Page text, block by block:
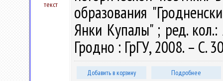
текст
образования
Янки Купалы" ; ред.
Гродно : ГрГУ, 2008. – С.
Добавить в корзину Подробнее